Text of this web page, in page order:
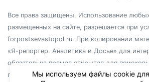
Все права защищены. Использование
размещенных на сайте, разрешается при
forpostsevastopol.ru. При копировании
«Я-репортер. Аналитика и Досье» для
обязательна прямая открытая для
гиперссылка. Независимо от полного или
Мы используем файлы cookie